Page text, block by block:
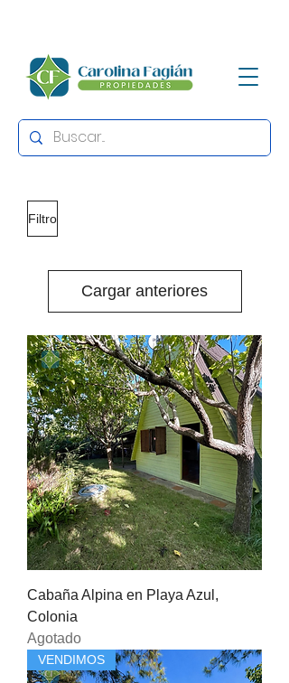
Filtro
Cargar anteriores
Cabaña Alpina en Playa Azul,
Colonia
Agotado
VENDIMOS